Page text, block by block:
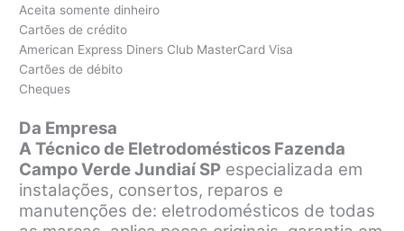
Aceita somente dinheiro
Cartões de crédito
American Express Diners Club MasterCard Visa
Cartões de débito
Cheques
Da Empresa
A Técnico de Eletrodomésticos Fazenda
Campo Verde Jundiaí SP especializada em
instalações, consertos, reparos e
manutenções de: eletrodomésticos de todas